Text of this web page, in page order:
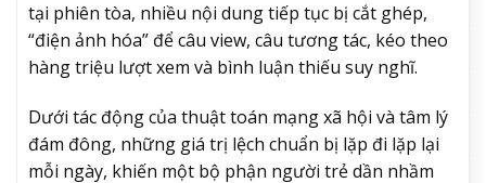
tại phiên tòa, nhiều nội dung tiếp tục bị cắt ghép,
“điện ảnh hóa” để câu view, câu tương tác, kéo theo
hàng triệu lượt xem và bình luận thiếu suy nghĩ.
Dưới tác động của thuật toán mạng xã hội và tâm lý
đám đông, những giá trị lệch chuẩn bị lặp đi lặp lại
mỗi ngày, khiến một bộ phận người trẻ dần nhầm